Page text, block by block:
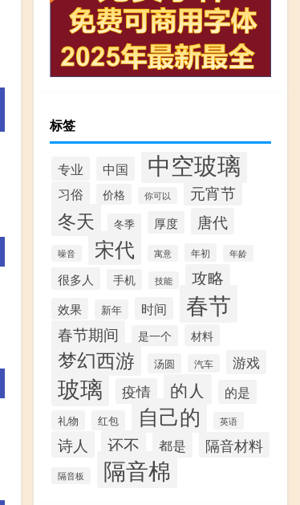
标签
专业 中国 中空玻璃
习俗 价格 你可以 元宵节
冬天 冬季 厚度 唐代
噪音 宋代 寓意 年初 年龄
很多人 手机 技能 攻略
效果 新年 时间 春节
春节期间 是一个 材料
梦幻西游 汤圆 汽车 游戏
玻璃 疫情 的人 的是
礼物 红包 自己的 英语
诗人 还不 都是 隔音材料
隔音板 隔音棉